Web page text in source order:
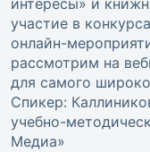
интересы» и
участие в
онлайн-
рассмотрим на
для самого
Спикер:
учебно-
Медиа»